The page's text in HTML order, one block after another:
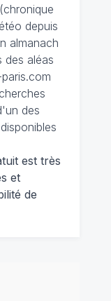
(chronique
depuis
almanach
des aléas
des
est très
et
de